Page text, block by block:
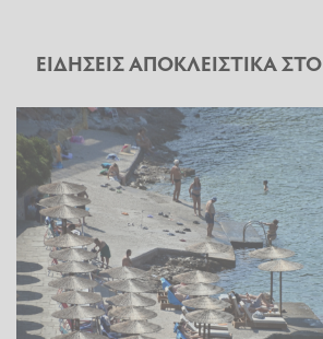
ΕΙΔΗΣΕΙΣ ΑΠΟΚΛΕΙΣΤΙΚΑ ΣΤΟ